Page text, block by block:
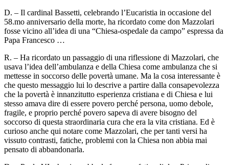
D. – Il cardinal Bassetti, celebrando l’Eucaristia in occasione del
58.mo anniversario della morte, ha ricordato come don Mazzolari
fosse vicino all’idea di una “Chiesa-ospedale da campo” espressa da
Papa Francesco …
R. – Ha ricordato un passaggio di una riflessione di Mazzolari, che
usava l’idea dell’ambulanza e della Chiesa come ambulanza che si
mettesse in soccorso delle povertà umane. Ma la cosa interessante è
che questo messaggio lui lo descrive a partire dalla consapevolezza
che la povertà è innanzitutto esperienza cristiana e di Chiesa e lui
stesso amava dire di essere povero perché persona, uomo debole,
fragile, e proprio perché povero sapeva di avere bisogno del
soccorso di questa straordinaria cura che era la vita cristiana. Ed è
curioso anche qui notare come Mazzolari, che per tanti versi ha
vissuto contrasti, fatiche, problemi con la Chiesa non abbia mai
pensato di abbandonarla.